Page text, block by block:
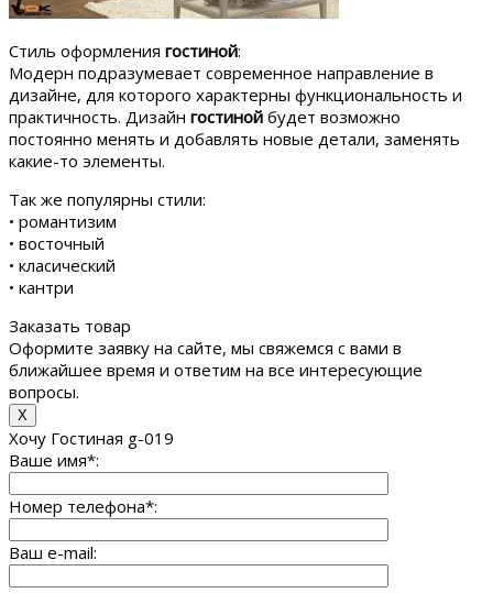
Стиль оформления гостиной:
Модерн подразумевает современное направление в
дизайне, для которого характерны функциональность и
практичность. Дизайн гостиной будет возможно
постоянно менять и добавлять новые детали, заменять
какие-то элементы.
Так же популярны стили:
• романтизим
• восточный
• класический
• кантри
Заказать товар
Оформите заявку на сайте, мы свяжемся с вами в
ближайшее время и ответим на все интересующие
вопросы.
X
Хочу Гостиная g-019
Ваше имя*:
Номер телефона*:
Ваш e-mail: